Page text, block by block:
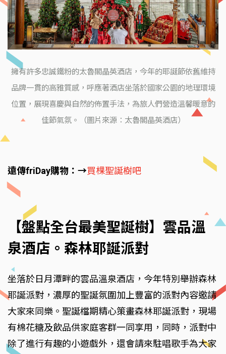
擁有許多忠誠鐵粉的太魯閣晶英酒店，今年的耶誕節依舊維持
品牌一貫的高雅質感，呼應著酒店坐落於國家公園的地理環境
位置，展現喜慶與自然的佈置手法，為旅人們營造溫馨暖意的
佳節氣氛。（圖片來源：太魯閣晶英酒店）
遠傳friDay購物：→買棵聖誕樹吧
【盤點全台最美聖誕樹】雲品溫
泉酒店。森林耶誕派對
坐落於日月潭畔的雲品溫泉酒店，今年特別舉辦森林
耶誕派對，濃厚的聖誕氛圍加上豐富的派對內容邀請
大家來同樂。聖誕檔期精心策畫森林耶誕派對，現場
有棉花糖及飲品供家庭客群一同享用，同時，派對中
除了進行有趣的小遊戲外，還會請來駐唱歌手為大家